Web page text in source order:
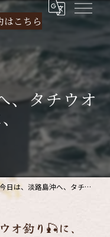
はこちら
、タチウオ
今日は、淡路島沖へ、タチウオ釣り🎣に、
オ釣り🎣に、